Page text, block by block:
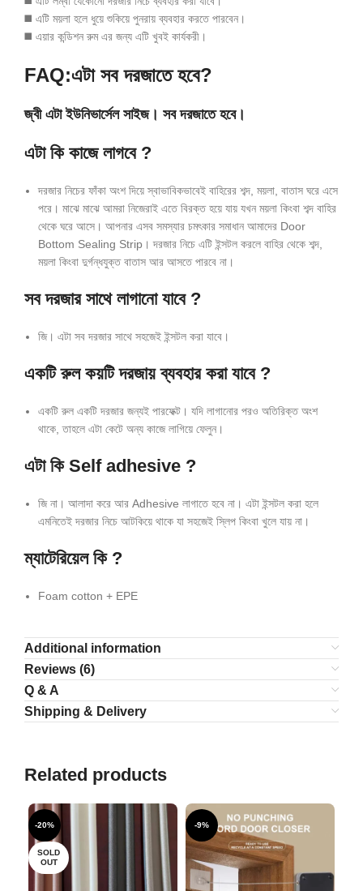
◼️ এটি ময়লা হলে ধুয়ে শুকিয়ে পুনরায় ব্যবহার করতে পারবেন।
◼️ এয়ার কন্ডিশন রুম এর জন্য এটি খুবই কার্যকরী।
FAQ:এটা সব দরজাতে হবে?
জ্বী এটা ইউনিভার্সেল সাইজ। সব দরজাতে হবে।
এটা কি কাজে লাগবে ?
দরজার নিচের ফাঁকা অংশ দিয়ে স্বাভাবিকভাবেই বাহিরের শব্দ, ময়লা, বাতাস ঘরে এসে
পরে। মাঝে মাঝে আমরা নিজেরাই এতে বিরক্ত হয়ে যায় যখন ময়লা কিংবা শব্দ বাহির
থেকে ঘরে আসে। আপনার এসব সমস্যার চমৎকার সমাধান আমাদের Door
Bottom Sealing Strip। দরজার নিচে এটি ইন্সটল করলে বাহির থেকে শব্দ,
ময়লা কিংবা দুর্গন্ধযুক্ত বাতাস আর আসতে পারবে না।
সব দরজার সাথে লাগানো যাবে ?
জি। এটা সব দরজার সাথে সহজেই ইন্সটল করা যাবে।
একটি রুল কয়টি দরজায় ব্যবহার করা যাবে ?
একটি রুল একটি দরজার জন্যই পারফেক্ট। যদি লাগানোর পরও অতিরিক্ত অংশ
থাকে, তাহলে এটা কেটে অন্য কাজে লাগিয়ে ফেলুন।
এটা কি Self adhesive ?
জি না। আলাদা করে আর Adhesive লাগাতে হবে না। এটা ইন্সটল করা হলে
এমনিতেই দরজার নিচে আটকিয়ে থাকে যা সহজেই স্লিপ কিংবা খুলে যায় না।
ম্যাটেরিয়েল কি ?
Foam cotton + EPE
Additional information
Reviews (6)
Q & A
Shipping & Delivery
Related products
-20%
SOLD
OUT
-9%